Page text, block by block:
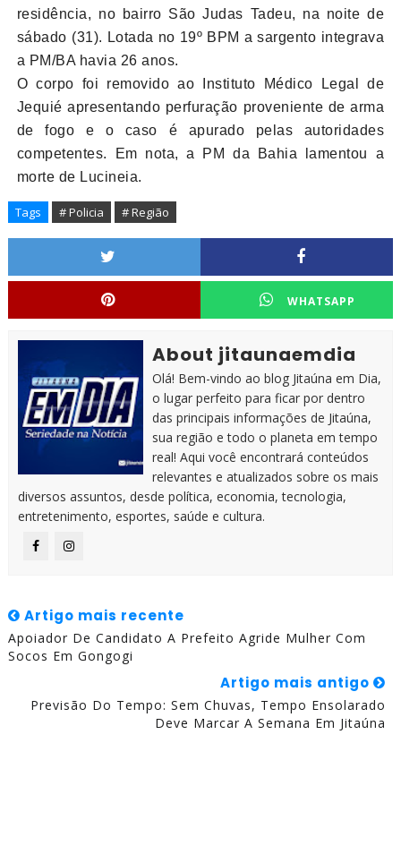
residência, no bairro São Judas Tadeu, na noite de
sábado (31). Lotada no 19º BPM a sargento integrava
a PM/BA havia 26 anos.
O corpo foi removido ao Instituto Médico Legal de
Jequié apresentando perfuração proveniente de arma
de fogo e o caso é apurado pelas autoridades
competentes. Em nota, a PM da Bahia lamentou a
morte de Lucineia.
Tags # Policia # Região
WHATSAPP
About jitaunaemdia
Olá! Bem-vindo ao blog Jitaúna em Dia,
o lugar perfeito para ficar por dentro
das principais informações de Jitaúna,
sua região e todo o planeta em tempo
real! Aqui você encontrará conteúdos
relevantes e atualizados sobre os mais
diversos assuntos, desde política, economia, tecnologia,
entretenimento, esportes, saúde e cultura.
Artigo mais recente
Apoiador De Candidato A Prefeito Agride Mulher Com
Socos Em Gongogi
Artigo mais antigo
Previsão Do Tempo: Sem Chuvas, Tempo Ensolarado
Deve Marcar A Semana Em Jitaúna